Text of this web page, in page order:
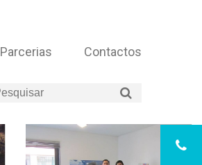
Parcerias Contactos